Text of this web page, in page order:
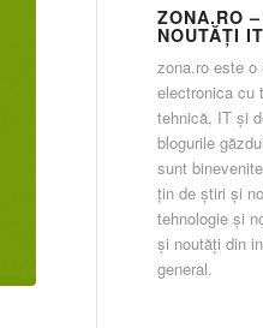
ZONA.RO
NOUTĂŢI IT
zona.ro este o
electronica cu
tehnică, IT şi
blogurile
sunt
ţin de ştiri şi
tehnologie şi
şi noutăţi din
general.